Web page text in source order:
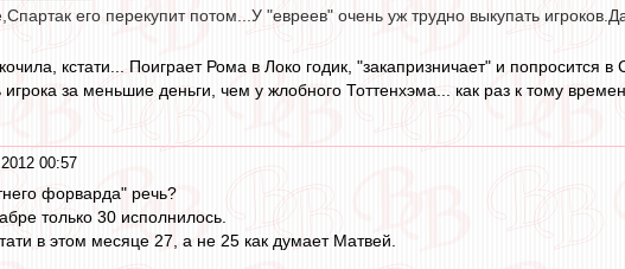
его перекупит потом...У "евреев" очень уж трудно выкупать
кстати... Поиграет Рома в Локо годик, "закапризничает" и попросится
игрока за меньшие деньги, чем у жлобного Тоттенхэма... как раз к тому
00:57
форварда" речь?
только 30 исполнилось.
в этом месяце 27, а не 25 как думает Матвей.